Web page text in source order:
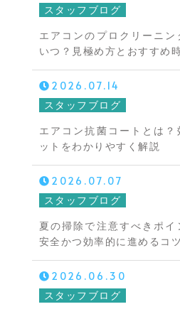
スタッフブログ
エアコンのプロクリーニ
いつ？見極め方とおすすめ
2026.07.14
スタッフブログ
エアコン抗菌コートとは？
ットをわかりやすく解説
2026.07.07
スタッフブログ
夏の掃除で注意すべきポイ
安全かつ効率的に進めるコ
2026.06.30
スタッフブログ